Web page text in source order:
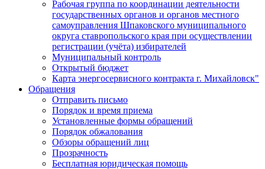
Рабочая группа по координации деятельности
государственных органов и органов местного
самоуправления Шпаковского муниципального
округа ставропольского края при осуществлении
регистрации (учёта) избирателей
Муниципальный контроль
Открытый бюджет
Карта энергосервисного контракта г. Михайловск"
Обращения
Отправить письмо
Порядок и время приема
Установленные формы обращений
Порядок обжалования
Обзоры обращений лиц
Прозрачность
Бесплатная юридическая помощь